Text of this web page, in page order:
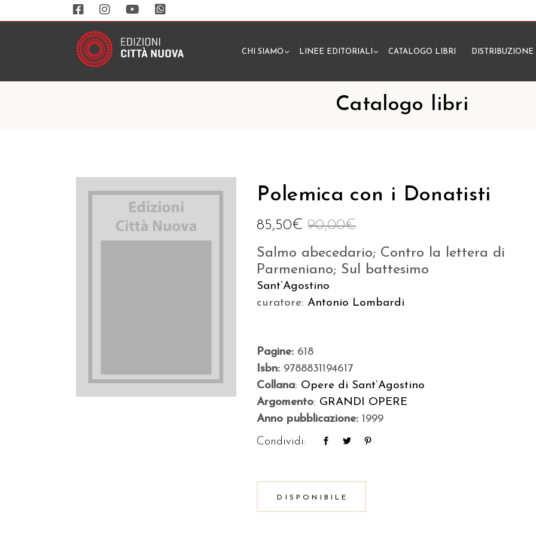
CHI SIAMO LINEE EDITORIALI CATALOGO LIBRI DISTRIBUZIONE
Catalogo libri
Polemica con i Donatisti
90,00€
85,50€
Salmo abecedario; Contro la lettera di
Parmeniano; Sul battesimo
Sant’Agostino
curatore:Antonio Lombardi
Pagine: 618
Isbn: 9788831194617
Collana: Opere di Sant’Agostino
Argomento: GRANDI OPERE
Anno pubblicazione:1999
Condividi:
DISPONIBILE